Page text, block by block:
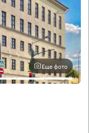
Еще фото